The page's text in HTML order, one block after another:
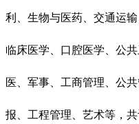
利、生物与医药、交通运
临床医学、口腔医学、公
医、军事、工商管理、公
报、工程管理、艺术等，共